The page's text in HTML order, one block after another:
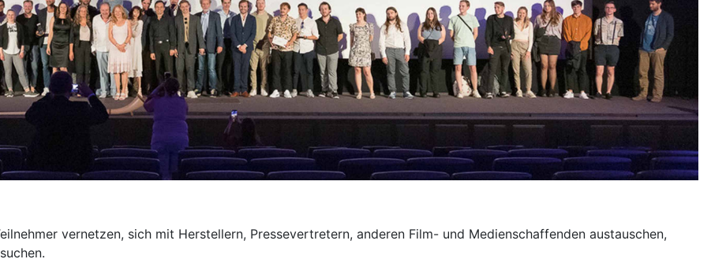
vernetzen, sich mit Herstellern, Pressevertretern, anderen Film- und Medienschaffenden austauschen,